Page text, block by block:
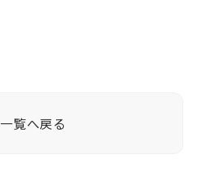
一覧へ戻る